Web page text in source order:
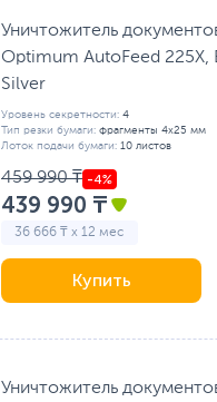
Уничтожитель
Optimum AutoFeed 225X,
Silver
Уровень секретности: 4
Тип резки бумаги: фрагменты 4х25 мм
Лоток подачи бумаги: 10 листов
459 990 ₸
439 990 ₸
36 666 ₸ x 12 мес
Купить
Уничтожитель